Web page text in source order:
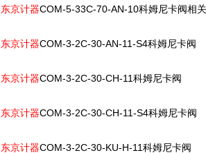
东京计器COM-5-33C-70-AN-10科姆尼卡阀相
东京计器COM-3-2C-30-AN-11-S4科姆尼卡阀
东京计器COM-3-2C-30-CH-11科姆尼卡阀
东京计器COM-3-2C-30-CH-11-S4科姆尼卡阀
东京计器COM-3-2C-30-KU-H-11科姆尼卡阀